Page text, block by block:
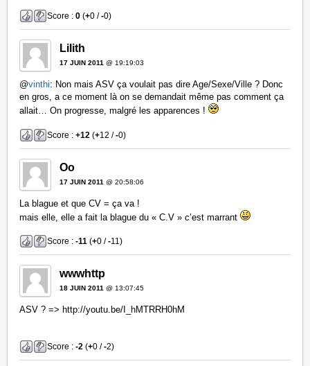
Score :0 (+0 /-0)
Lilith
17 JUIN 2011 @ 19:19:03
@vinthi: Non mais ASV ça voulait pas dire Age/Sexe/Ville ? Donc
en gros, a ce moment là on se demandait même pas comment ça
allait… On progresse, malgré les apparences !
Score :+12 (+12 /-0)
Oo
17 JUIN 2011 @ 20:58:06
La blague et que CV = ça va !
mais elle, elle a fait la blague du « C.V » c’est marrant
Score :-11 (+0 /-11)
wwwhttp
18 JUIN 2011 @ 13:07:45
ASV ? => http://youtu.be/I_hMTRRH0hM
Score :-2 (+0 /-2)